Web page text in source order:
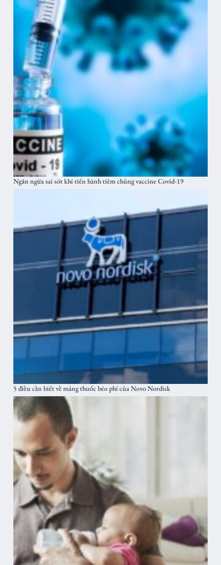
Ngăn ngừa sai sót khi tiến hành tiêm chủng vaccine Covid-19
5 điều cần biết về mảng thuốc béo phí của Novo Nordisk